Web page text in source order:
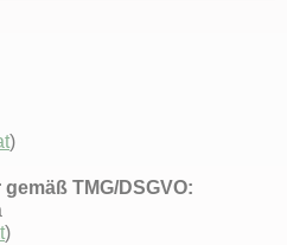
)
TMG/DSGVO:
)